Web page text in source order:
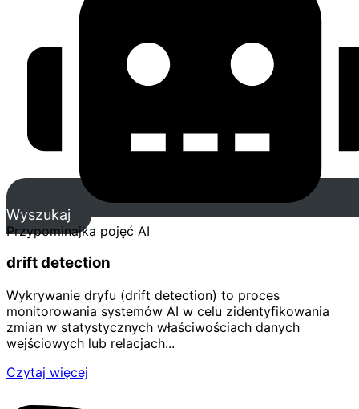
Wyszukaj
Przypominajka pojęć AI
drift detection
Wykrywanie dryfu (drift detection) to proces
monitorowania systemów AI w celu zidentyfikowania
zmian w statystycznych właściwościach danych
wejściowych lub relacjach...
Czytaj więcej